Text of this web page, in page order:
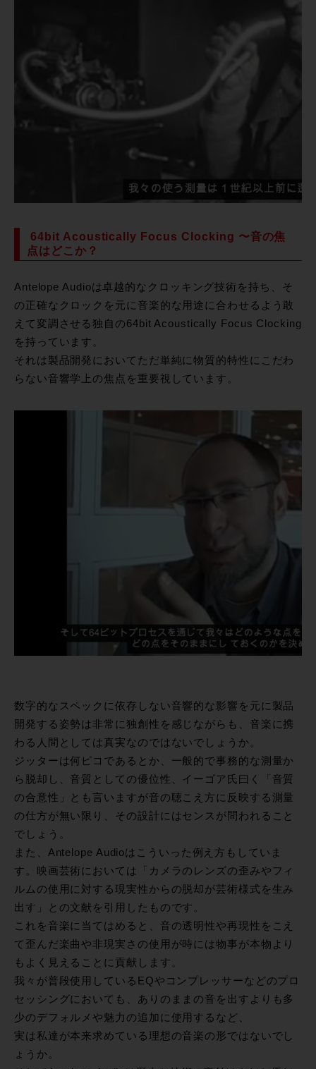
64bit Acoustically Focus Clocking 〜音の焦
点はどこか？
Antelope Audioは卓越的なクロッキング技術を持ち、そ
の正確なクロックを元に音楽的な用途に合わせるよう敢
えて変調させる独自の64bit Acoustically Focus Clocking
を持っています。
それは製品開発においてただ単純に物質的特性にこだわ
らない音響学上の焦点を重要視しています。
数字的なスペックに依存しない音響的な影響を元に製品
開発する姿勢は非常に独創性を感じながらも、音楽に携
わる人間としては真実なのではないでしょうか。
ジッターは何ピコであるとか、一般的で事務的な測量か
ら脱却し、音質としての優位性、イーゴア氏曰く「音質
の合意性」とも言いますが音の聴こえ方に反映する測量
の仕方が無い限り、その設計にはセンスが問われること
でしょう。
また、Antelope Audioはこういった例え方もしていま
す。映画芸術においては「カメラのレンズの歪みやフィ
ルムの使用に対する現実性からの脱却が芸術様式を生み
出す」との文献を引用したものです。
これを音楽に当てはめると、音の透明性や再現性をこえ
て歪んだ楽曲や非現実さの使用が時には物事が本物より
もよく見えることに貢献します。
我々が普段使用しているEQやコンプレッサーなどのプロ
セッシングにおいても、ありのままの音を出すよりも多
少のデフォルメや魅力の追加に使用するなど、
実は私達が本来求めている理想の音楽の形ではないでし
ょうか。